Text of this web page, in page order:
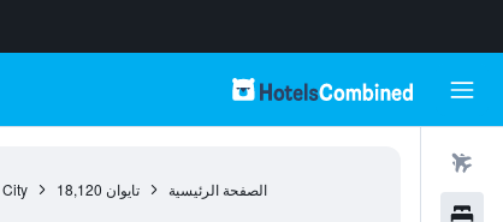
الصفحة الرئيسية تايوان 18,120